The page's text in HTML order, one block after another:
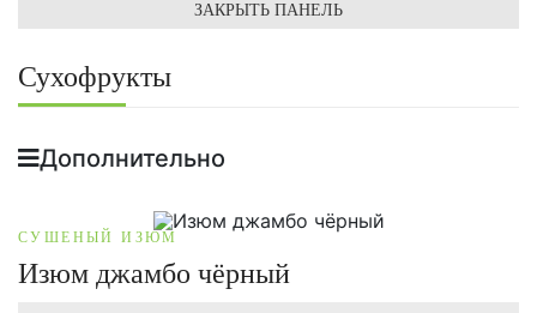
ЗАКРЫТЬ ПАНЕЛЬ
Сухофрукты
Дополнительно
СУШЕНЫЙ ИЗЮМ
Изюм джамбо чёрный